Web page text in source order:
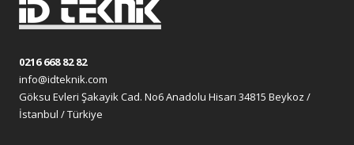
0216 668 82 82
info@idteknik.com
Göksu Evleri Şakayik Cad. No6 Anadolu Hisarı 34815 Beykoz /
İstanbul / Türkiye